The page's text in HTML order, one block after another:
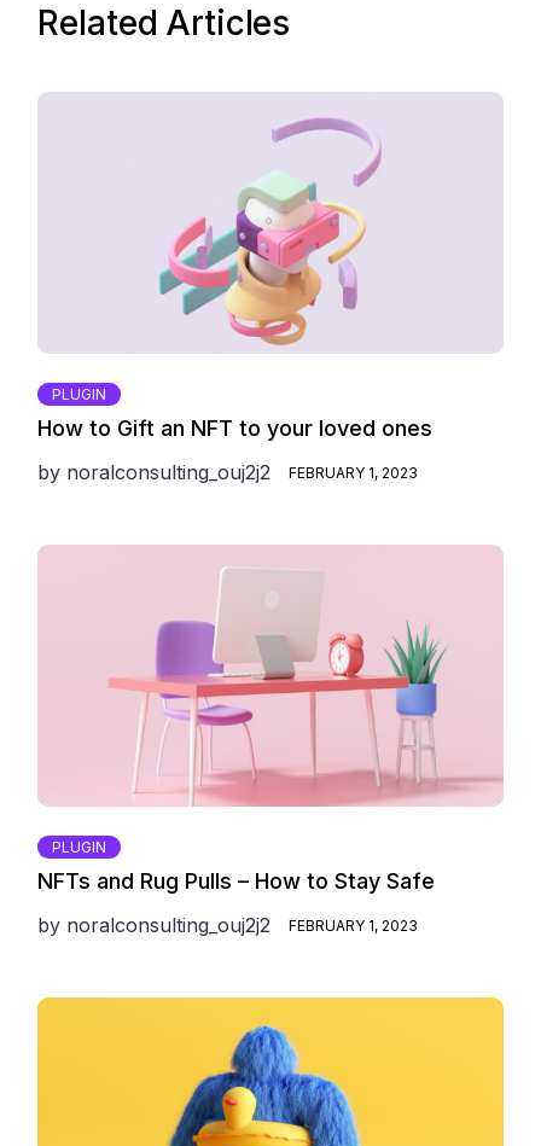
Related Articles
PLUGIN
How to Gift an NFT to your loved ones
by noralconsulting_ouj2j2 FEBRUARY 1, 2023
PLUGIN
NFTs and Rug Pulls – How to Stay Safe
by noralconsulting_ouj2j2 FEBRUARY 1, 2023